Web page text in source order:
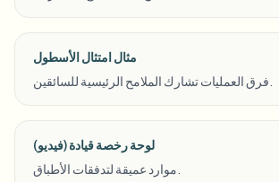
مثال امتثال الأسطول
لوحة رخصة قيادة (فيديو)